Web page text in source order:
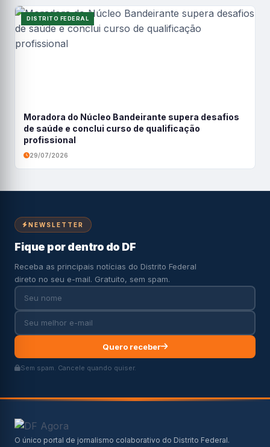
DISTRITO FEDERAL
Moradora do Núcleo Bandeirante supera desafios
de saúde e conclui curso de qualificação
profissional
29/07/2026
NEWSLETTER
Fique por dentro do DF
Receba as principais notícias do Distrito Federal
direto no seu e-mail. Gratuito, sem spam.
Quero receber
Sem spam. Cancele quando quiser.
O único portal de jornalismo colaborativo do Distrito Federal.